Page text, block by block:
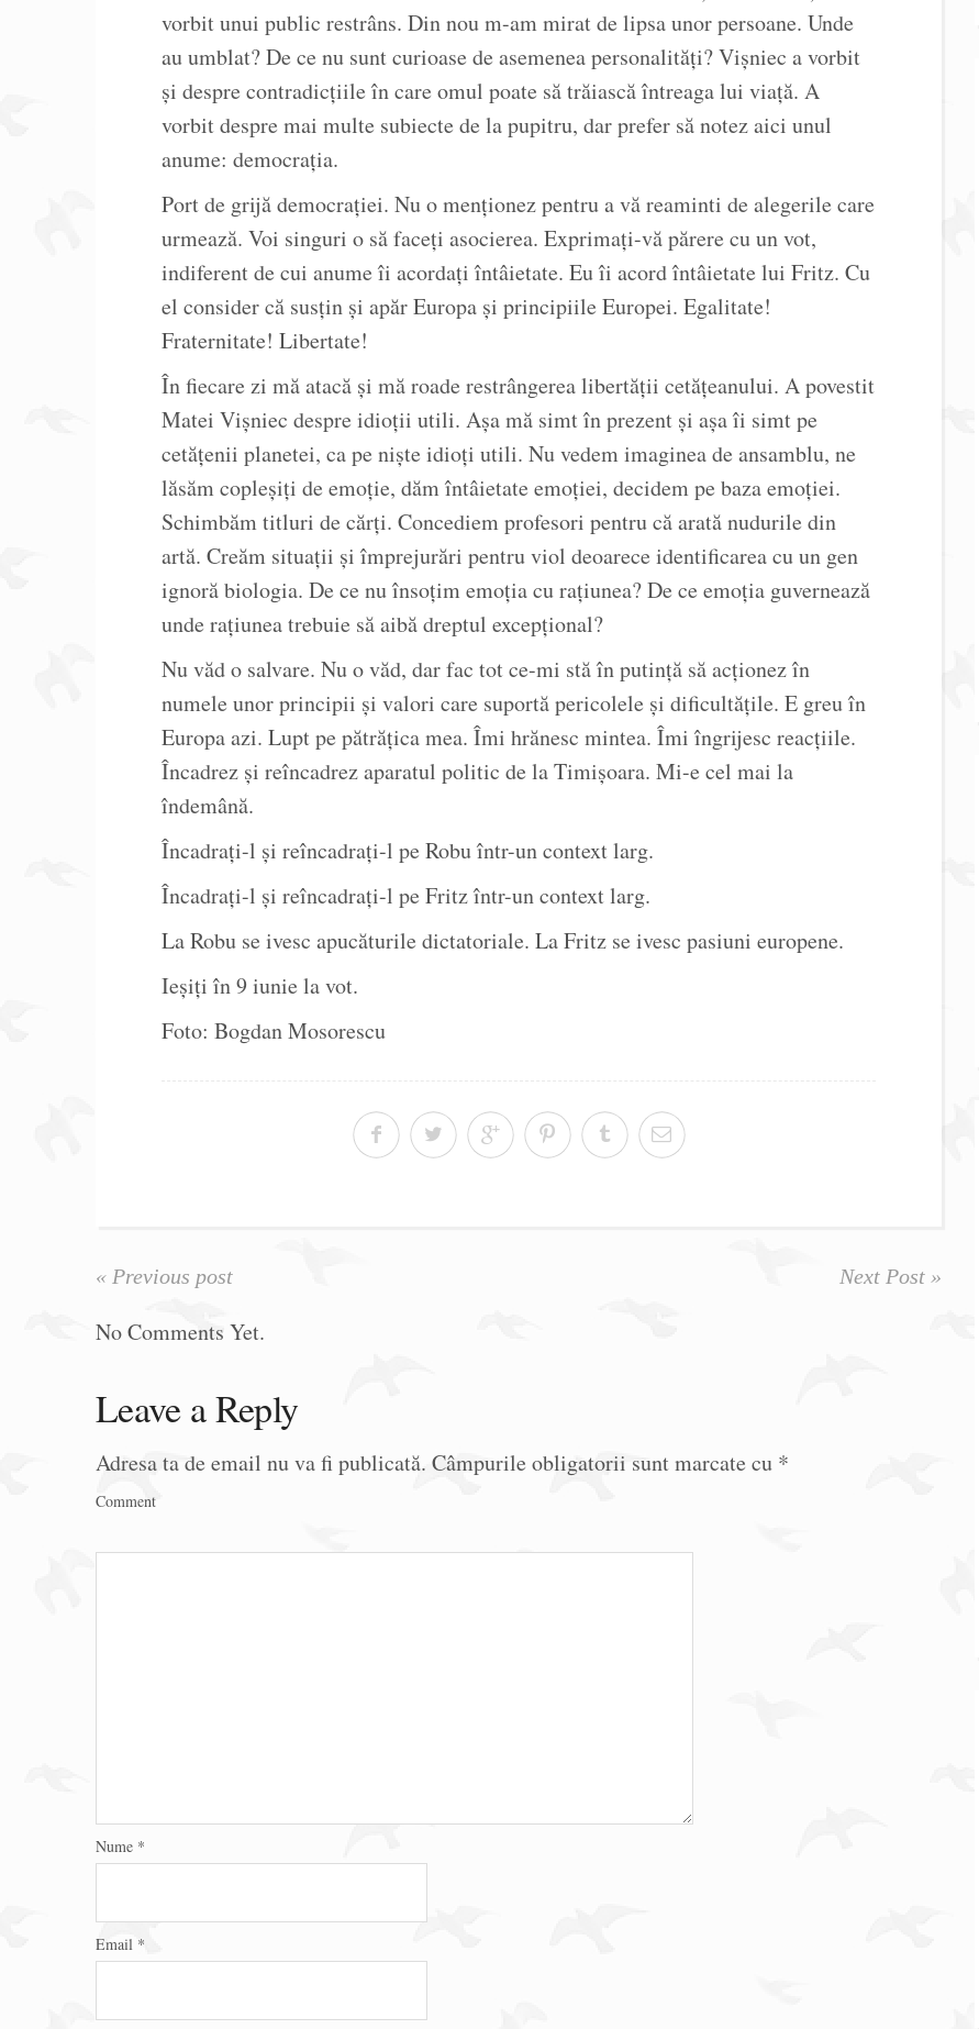
vorbit unui public restrâns. Din nou m-am mirat de lipsa unor persoane. Unde
au umblat? De ce nu sunt curioase de asemenea personalități? Vișniec a vorbit
și despre contradicțiile în care omul poate să trăiască întreaga lui viață. A
vorbit despre mai multe subiecte de la pupitru, dar prefer să notez aici unul
anume: democrația.
Port de grijă democrației. Nu o menționez pentru a vă reaminti de alegerile care
urmează. Voi singuri o să faceți asocierea. Exprimați-vă părere cu un vot,
indiferent de cui anume îi acordați întâietate. Eu îi acord întâietate lui Fritz. Cu
el consider că susțin și apăr Europa și principiile Europei. Egalitate!
Fraternitate! Libertate!
În fiecare zi mă atacă și mă roade restrângerea libertății cetățeanului. A povestit
Matei Vișniec despre idioții utili. Așa mă simt în prezent și așa îi simt pe
cetățenii planetei, ca pe niște idioți utili. Nu vedem imaginea de ansamblu, ne
lăsăm copleșiți de emoție, dăm întâietate emoției, decidem pe baza emoției.
Schimbăm titluri de cărți. Concediem profesori pentru că arată nudurile din
artă. Creăm situații și împrejurări pentru viol deoarece identificarea cu un gen
ignoră biologia. De ce nu însoțim emoția cu rațiunea? De ce emoția guvernează
unde rațiunea trebuie să aibă dreptul excepțional?
Nu văd o salvare. Nu o văd, dar fac tot ce-mi stă în putință să acționez în
numele unor principii și valori care suportă pericolele și dificultățile. E greu în
Europa azi. Lupt pe pătrățica mea. Îmi hrănesc mintea. Îmi îngrijesc reacțiile.
Încadrez și reîncadrez aparatul politic de la Timișoara. Mi-e cel mai la
îndemână.
Încadrați-l și reîncadrați-l pe Robu într-un context larg.
Încadrați-l și reîncadrați-l pe Fritz într-un context larg.
La Robu se ivesc apucăturile dictatoriale. La Fritz se ivesc pasiuni europene.
Ieșiți în 9 iunie la vot.
Foto: Bogdan Mosorescu
« Previous post Next Post »
No Comments Yet.
Leave a Reply
Adresa ta de email nu va fi publicată. Câmpurile obligatorii sunt marcate cu *
Comment
Nume *
Email *